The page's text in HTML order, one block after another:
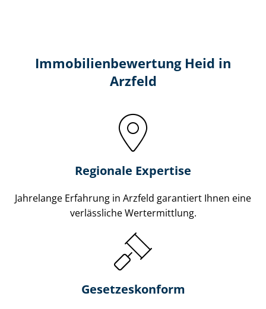
Immobilien­bewertung Heid in
Arzfeld
Regionale Expertise
Jahrelange Erfahrung in Arzfeld garantiert Ihnen eine
verlässliche Wertermittlung.
Gesetzes­konform